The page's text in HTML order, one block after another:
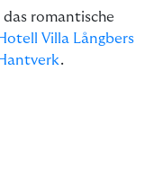
das romantische
Hotell Villa Långbers
.